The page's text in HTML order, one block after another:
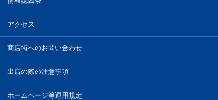
アクセス
商店街へのお問い合わせ
出店の際の注意事項
ホームページ等運用規定